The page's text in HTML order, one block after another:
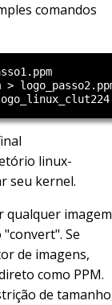
comandos
>
linux-
seu kernel.
qualquer imagem
Se
de imagens,
como PPM.
de